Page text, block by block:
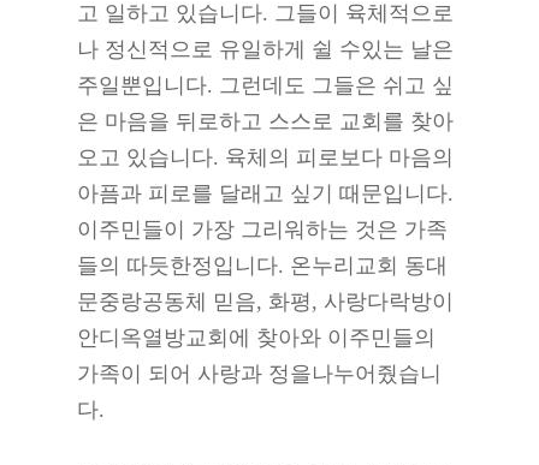
고 일하고 있습니다. 그들이 육체적으로
나 정신적으로 유일하게 쉴 수있는 날은
주일뿐입니다. 그런데도 그들은 쉬고 싶
은 마음을 뒤로하고 스스로 교회를 찾아
오고 있습니다. 육체의 피로보다 마음의
아픔과 피로를 달래고 싶기 때문입니다.
이주민들이 가장 그리워하는 것은 가족
들의 따듯한정입니다. 온누리교회 동대
문중랑공동체 믿음, 화평, 사랑다락방이
안디옥열방교회에 찾아와 이주민들의
가족이 되어 사랑과 정을나누어줬습니
다.